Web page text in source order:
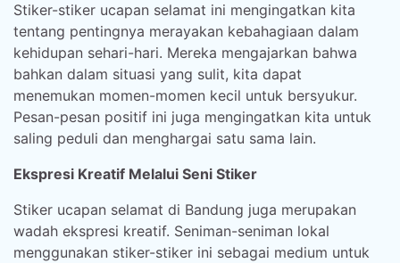
Stiker-stiker ucapan selamat ini mengingatkan kita
tentang pentingnya merayakan kebahagiaan dalam
kehidupan sehari-hari. Mereka mengajarkan bahwa
bahkan dalam situasi yang sulit, kita dapat
menemukan momen-momen kecil untuk bersyukur.
Pesan-pesan positif ini juga mengingatkan kita untuk
saling peduli dan menghargai satu sama lain.
Ekspresi Kreatif Melalui Seni Stiker
Stiker ucapan selamat di Bandung juga merupakan
wadah ekspresi kreatif. Seniman-seniman lokal
menggunakan stiker-stiker ini sebagai medium untuk